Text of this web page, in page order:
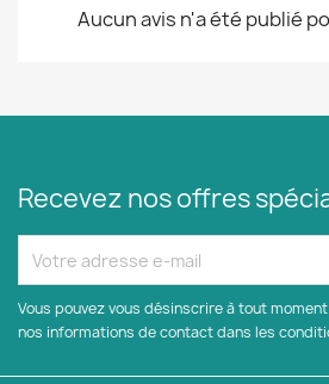
Aucun avis n'a été publié
Recevez nos offres
Vous pouvez vous désinscrire à tout
nos informations de contact dans les